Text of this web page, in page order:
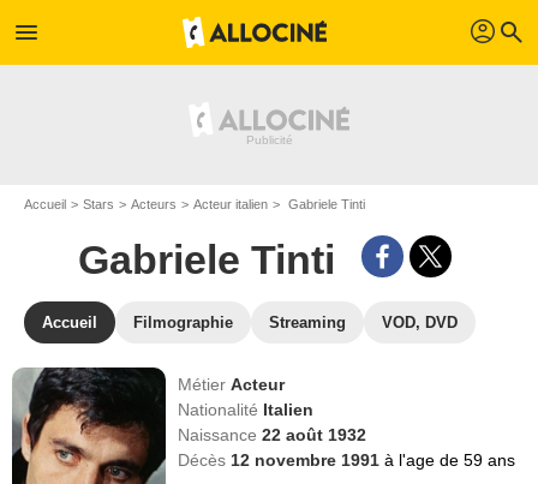
menu profil search
Accueil Stars Acteurs Acteur italien Gabriele Tinti
Gabriele Tinti
Accueil Filmographie Streaming VOD, DVD
MétierActeur
Nationalité Italien
Naissance22 août 1932
Décès 12 novembre 1991à l'age de 59 ans